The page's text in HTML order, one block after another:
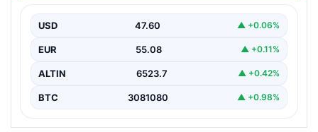
maddelerinden biri olan petrol fiyatlarındaki hareketlilik,
özellikle Orta…
USD 47.60 ▲ +0.06%
EUR 55.08 ▲ +0.11%
ALTIN 6523.7 ▲ +0.42%
BTC 3081080 ▲ +0.98%